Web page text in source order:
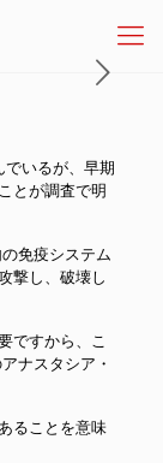
いるが、早期
とが調査で明
免疫システム
撃し、破壊し
ですから、こ
ナスタシア・
ることを意味